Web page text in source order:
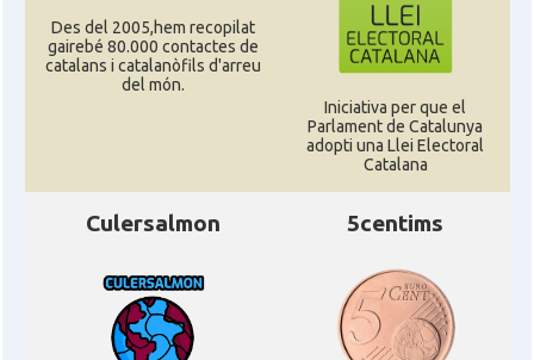
Des del 2005,hem recopilat
gairebé 80.000 contactes de
catalans i catalanòfils d'arreu
del món.
Iniciativa per que el
Parlament de Catalunya
adopti una Llei Electoral
Catalana
Culersalmon 5centims